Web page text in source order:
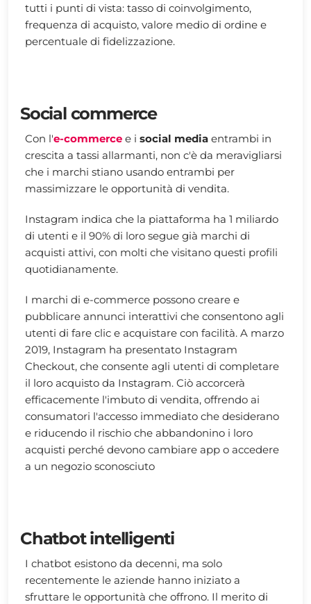
tutti i punti di vista: tasso di coinvolgimento,
frequenza di acquisto, valore medio di ordine e
percentuale di fidelizzazione.
Social commerce
Con l'e-commerce e i social media entrambi in
crescita a tassi allarmanti, non c'è da meravigliarsi
che i marchi stiano usando entrambi per
massimizzare le opportunità di vendita.
Instagram indica che la piattaforma ha 1 miliardo
di utenti e il 90% di loro segue già marchi di
acquisti attivi, con molti che visitano questi profili
quotidianamente.
I marchi di e-commerce possono creare e
pubblicare annunci interattivi che consentono agli
utenti di fare clic e acquistare con facilità. A marzo
2019, Instagram ha presentato Instagram
Checkout, che consente agli utenti di completare
il loro acquisto da Instagram. Ciò accorcerà
efficacemente l'imbuto di vendita, offrendo ai
consumatori l'accesso immediato che desiderano
e riducendo il rischio che abbandonino i loro
acquisti perché devono cambiare app o accedere
a un negozio sconosciuto
Chatbot intelligenti
I chatbot esistono da decenni, ma solo
recentemente le aziende hanno iniziato a
sfruttare le opportunità che offrono. Il merito di